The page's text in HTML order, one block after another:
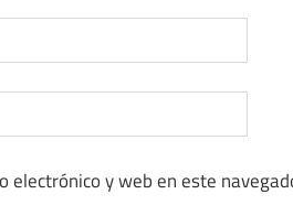
electrónico y web en este